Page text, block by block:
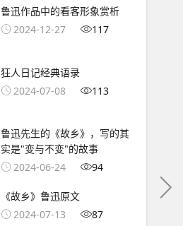
鲁迅作品中的看客形象赏析
2024-12-27
117
狂人日记经典语录
2024-07-08
113
鲁迅先生的《故乡》，写的其
实是"变与不变"的故事
2024-06-24
94
《故乡》鲁迅原文
2024-07-13
87